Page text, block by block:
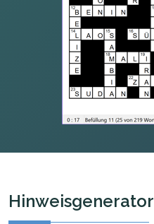
Hinweisgenerator